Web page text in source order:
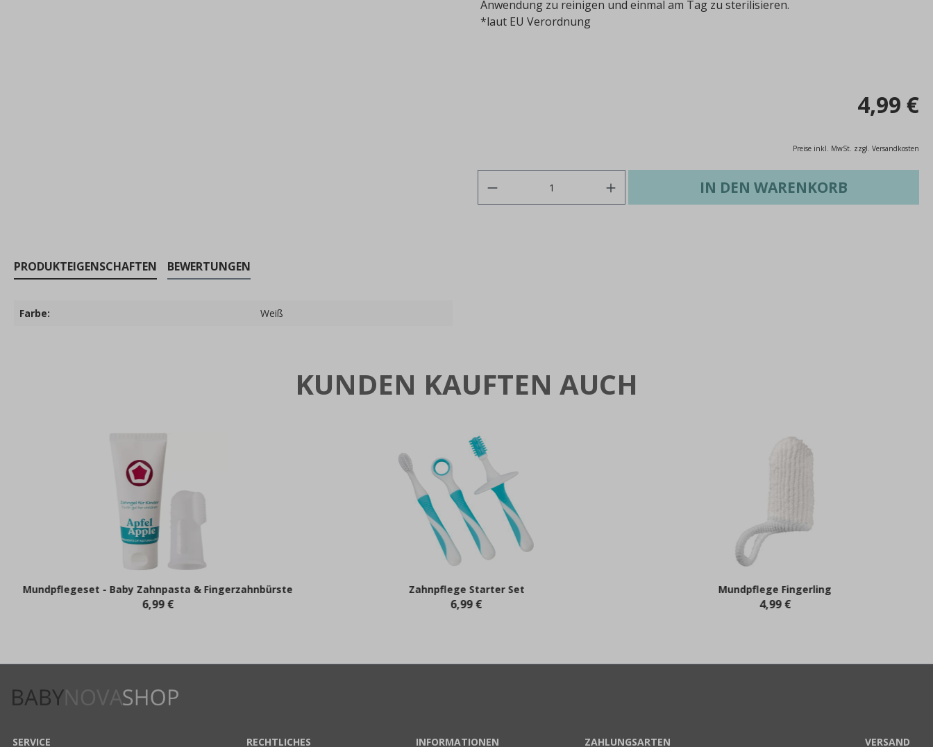
Anwendung zu reinigen und einmal am Tag zu sterilisieren.
*laut EU Verordnung
4,99 €
Preise inkl. MwSt. zzgl. Versandkosten
IN DEN WARENKORB
PRODUKTEIGENSCHAFTEN BEWERTUNGEN
Farbe: Weiß
KUNDEN KAUFTEN AUCH
Mundpflegeset - Baby Zahnpasta & Fingerzahnbürste
6,99 €
Zahnpflege Starter Set
6,99 €
Mundpflege Fingerling
4,99 €
SERVICE RECHTLICHES INFORMATIONEN ZAHLUNGSARTEN VERSAND